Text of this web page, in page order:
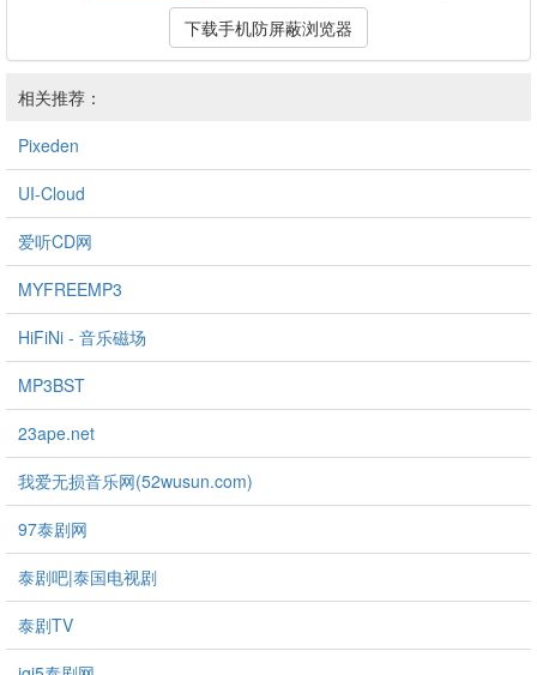
下载手机防屏蔽浏览器
相关推荐：
Pixeden
UI-Cloud
爱听CD网
MYFREEMP3
HiFiNi - 音乐磁场
MP3BST
23ape.net
我爱无损音乐网(52wusun.com)
97泰剧网
泰剧吧|泰国电视剧
泰剧TV